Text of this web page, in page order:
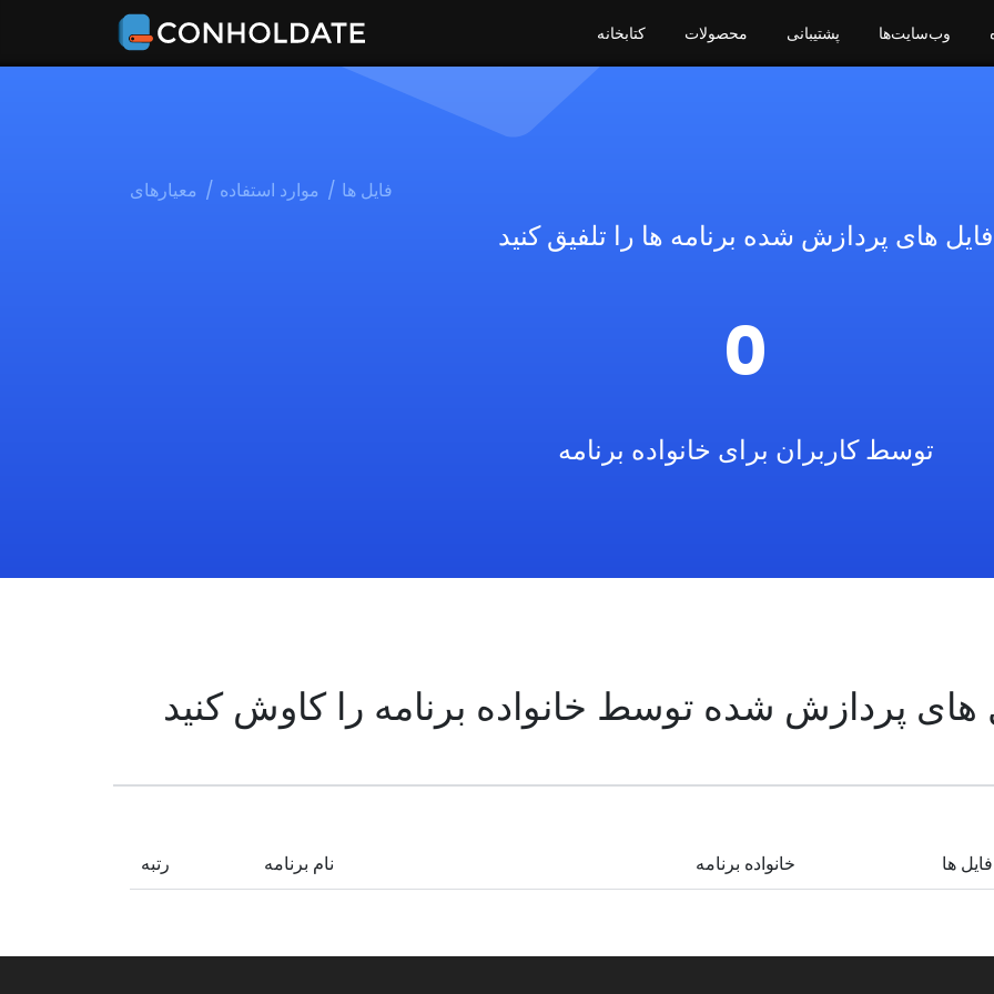
کتابخانه محصولات پشتیبانی وب‌سایت‌ها
معیارهای موارد استفاده فایل ها
فایل های پردازش شده برنامه ها را تلفیق کنید
0
توسط کاربران برای خانواده برنامه
های پردازش شده توسط خانواده برنامه را کاوش کنید
رتبه نام برنامه خانواده برنامه فایل ها